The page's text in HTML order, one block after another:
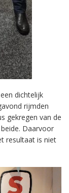
dichtelijk
rijmden
gekregen van de
Daarvoor
resultaat is niet